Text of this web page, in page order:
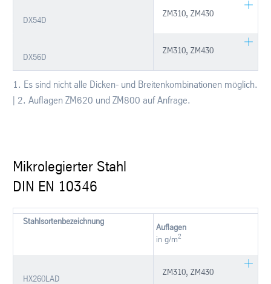
DX54D
ZM310, ZM430
DX56D
ZM310, ZM430
1. Es sind nicht alle Dicken- und Breitenkombinationen möglich.
| 2. Auflagen ZM620 und ZM800 auf Anfrage.
Mikrolegierter Stahl
DIN EN 10346
Stahlsortenbezeichnung
Auflagen
in g/m2
HX260LAD
ZM310, ZM430